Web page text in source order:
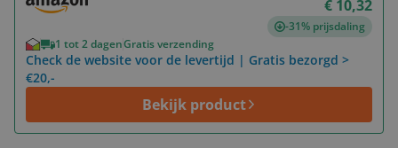
€ 10,32
-31% prijsdaling
1 tot 2 dagenGratis verzending
Check de website voor de levertijd | Gratis bezorgd >
€20,-
Bekijk product